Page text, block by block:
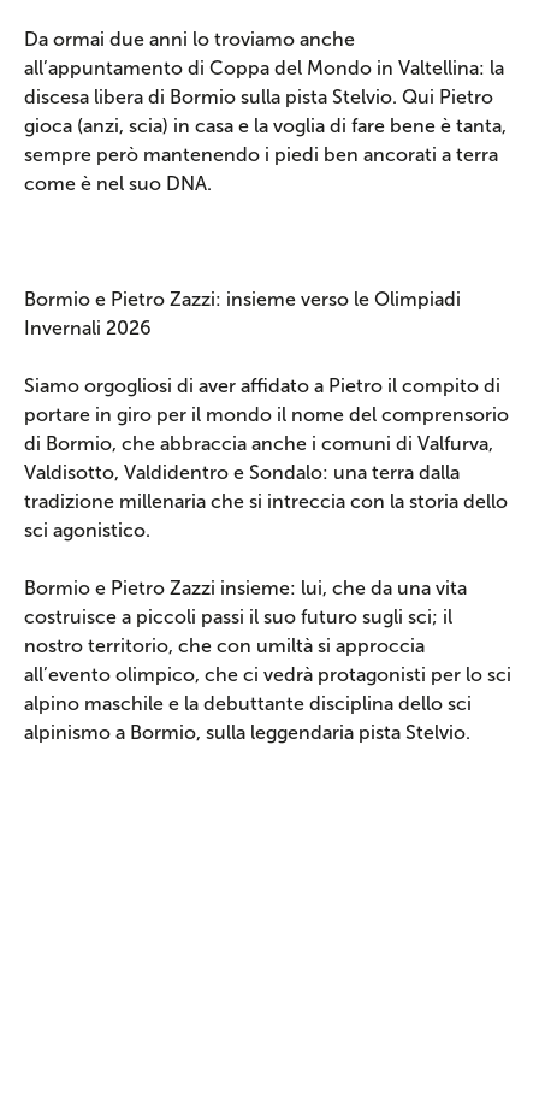
Da ormai due anni lo troviamo anche
all’appuntamento di Coppa del Mondo in Valtellina: la
discesa libera di Bormio sulla pista Stelvio. Qui Pietro
gioca (anzi, scia) in casa e la voglia di fare bene è tanta,
sempre però mantenendo i piedi ben ancorati a terra
come è nel suo DNA.
Bormio e Pietro Zazzi: insieme verso le Olimpiadi
Invernali 2026
Siamo orgogliosi di aver affidato a Pietro il compito di
portare in giro per il mondo il nome del comprensorio
di Bormio, che abbraccia anche i comuni di Valfurva,
Valdisotto, Valdidentro e Sondalo: una terra dalla
tradizione millenaria che si intreccia con la storia dello
sci agonistico.
Bormio e Pietro Zazzi insieme: lui, che da una vita
costruisce a piccoli passi il suo futuro sugli sci; il
nostro territorio, che con umiltà si approccia
all’evento olimpico, che ci vedrà protagonisti per lo sci
alpino maschile e la debuttante disciplina dello sci
alpinismo a Bormio, sulla leggendaria pista Stelvio.